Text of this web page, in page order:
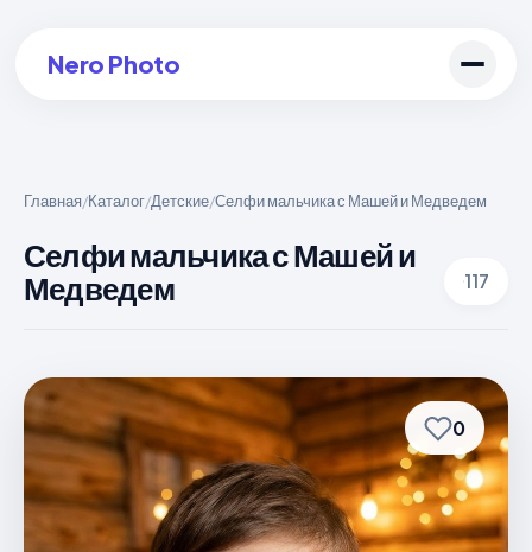
Nero Photo
Создать арт
Главная/Каталог/Детские/Селфи мальчика с Машей и Медведем
Селфи мальчика с Машей и
Медведем
117
0